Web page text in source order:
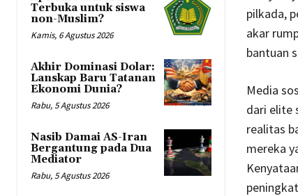
Terbuka untuk siswa
non-Muslim?
Kamis, 6 Agustus 2026
Akhir Dominasi Dolar:
Lanskap Baru Tatanan
Ekonomi Dunia?
Rabu, 5 Agustus 2026
Nasib Damai AS-Iran
Bergantung pada Dua
Mediator
Rabu, 5 Agustus 2026
pilkada,
akar
bantuan
Media
dari elite
realitas
mereka